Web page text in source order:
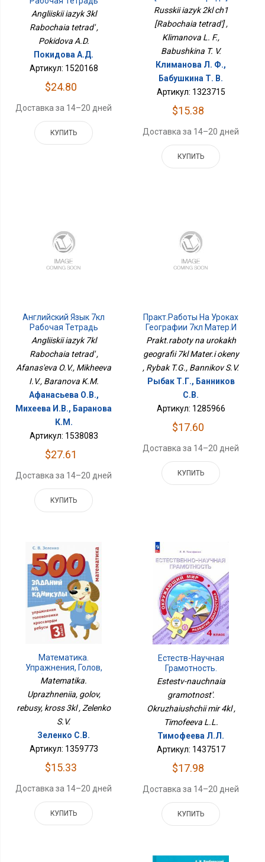
Angliiskii iazyk 3kl
Rabochaia tetrad' ,
Pokidova A.D.
Покидова А.Д.
Артикул: 1520168
$24.80
Доставка за 14–20 дней
КУПИТЬ
Russkii iazyk 2kl ch1
[Rabochaia tetrad'] ,
Klimanova L. F.,
Babushkina T. V.
Климанова Л. Ф.,
Бабушкина Т. В.
Артикул: 1323715
$15.38
Доставка за 14–20 дней
КУПИТЬ
Английский Язык 7кл
Рабочая Тетрадь
Angliiskii iazyk 7kl
Rabochaia tetrad' ,
Afanas'eva O.V., Mikheeva
I.V., Baranova K.M.
Афанасьева О.В.,
Михеева И.В., Баранова
К.М.
Артикул: 1538083
$27.61
Доставка за 14–20 дней
КУПИТЬ
Практ.работы На Уроках
Географии 7кл Матер.и
Окены
Prakt.raboty na urokakh
geografii 7kl Mater.i okeny
, Rybak T.G., Bannikov S.V.
Рыбак Т.Г., Банников
С.В.
Артикул: 1285966
$17.60
Доставка за 14–20 дней
КУПИТЬ
Математика.
Упражнения, Голов,
Ребусы, Кросс 3кл
Matematika.
Uprazhneniia, golov,
rebusy, kross 3kl , Zelenko
S.V.
Зеленко С.В.
Артикул: 1359773
$15.33
Доставка за 14–20 дней
КУПИТЬ
Естеств-Научная
Грамотность.
Окружающий Мир 4кл
Estestv-nauchnaia
gramotnost'.
Okruzhaiushchii mir 4kl ,
Timofeeva L.L.
Тимофеева Л.Л.
Артикул: 1437517
$17.98
Доставка за 14–20 дней
КУПИТЬ